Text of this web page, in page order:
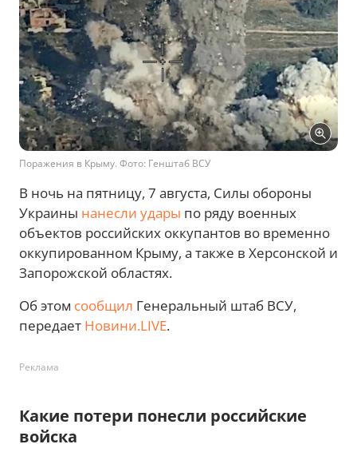
Поражения в Крыму. Фото: Генштаб ВСУ
В ночь на пятницу, 7 августа, Силы обороны
Украины нанесли удары по ряду военных
объектов российских оккупантов во временно
оккупированном Крыму, а также в Херсонской и
Запорожской областях.
Об этом сообщил Генеральный штаб ВСУ,
передает Новини.LIVE.
Реклама
Какие потери понесли российские
войска